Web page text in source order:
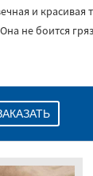
и красивая
не боится